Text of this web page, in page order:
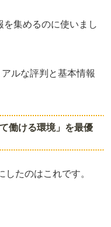
を集めるのに使いまし
ルな評判と基本情報
働ける環境」を最優
たのはこれです。